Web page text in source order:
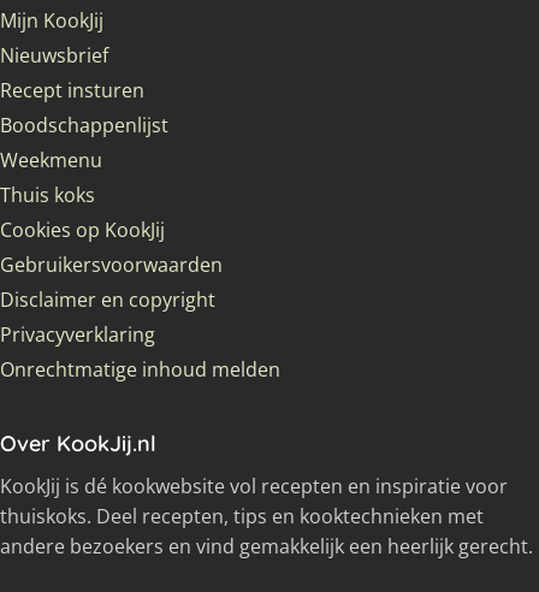
Mijn KookJij
Nieuwsbrief
Recept insturen
Boodschappenlijst
Weekmenu
Thuis koks
Cookies op KookJij
Gebruikersvoorwaarden
Disclaimer en copyright
Privacyverklaring
Onrechtmatige inhoud melden
Over KookJij.nl
KookJij is dé kookwebsite vol recepten en inspiratie voor
thuiskoks. Deel recepten, tips en kooktechnieken met
andere bezoekers en vind gemakkelijk een heerlijk gerecht.